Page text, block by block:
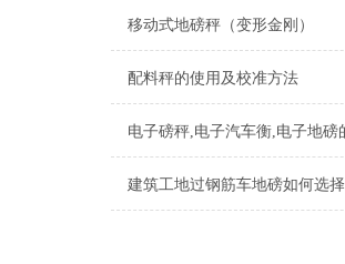
移动式地磅秤（变形金刚）
配料秤的使用及校准方法
建筑工地过钢筋车地磅如何选择